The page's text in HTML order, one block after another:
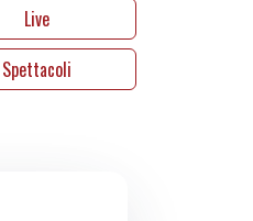
Live
Spettacoli